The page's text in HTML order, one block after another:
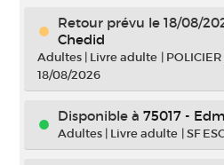
Retour prévu le 18/08/
Chedid
Adultes | Livre adulte | POLICIER
18/08/2026
Disponible à 75017 -
Adultes | Livre adulte |SF